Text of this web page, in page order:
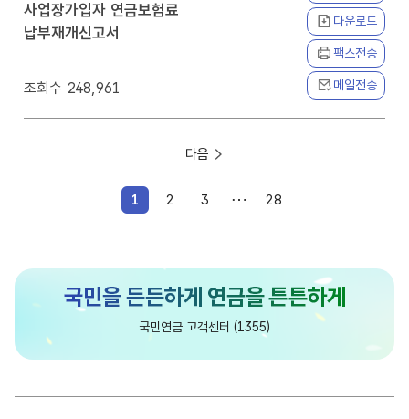
사업장가입자 연금보험료
납부재개신고서
248,961
다운로드
팩스전송
메일전송
다음
1 2 3 28
국민연금 고객센터 (1355)